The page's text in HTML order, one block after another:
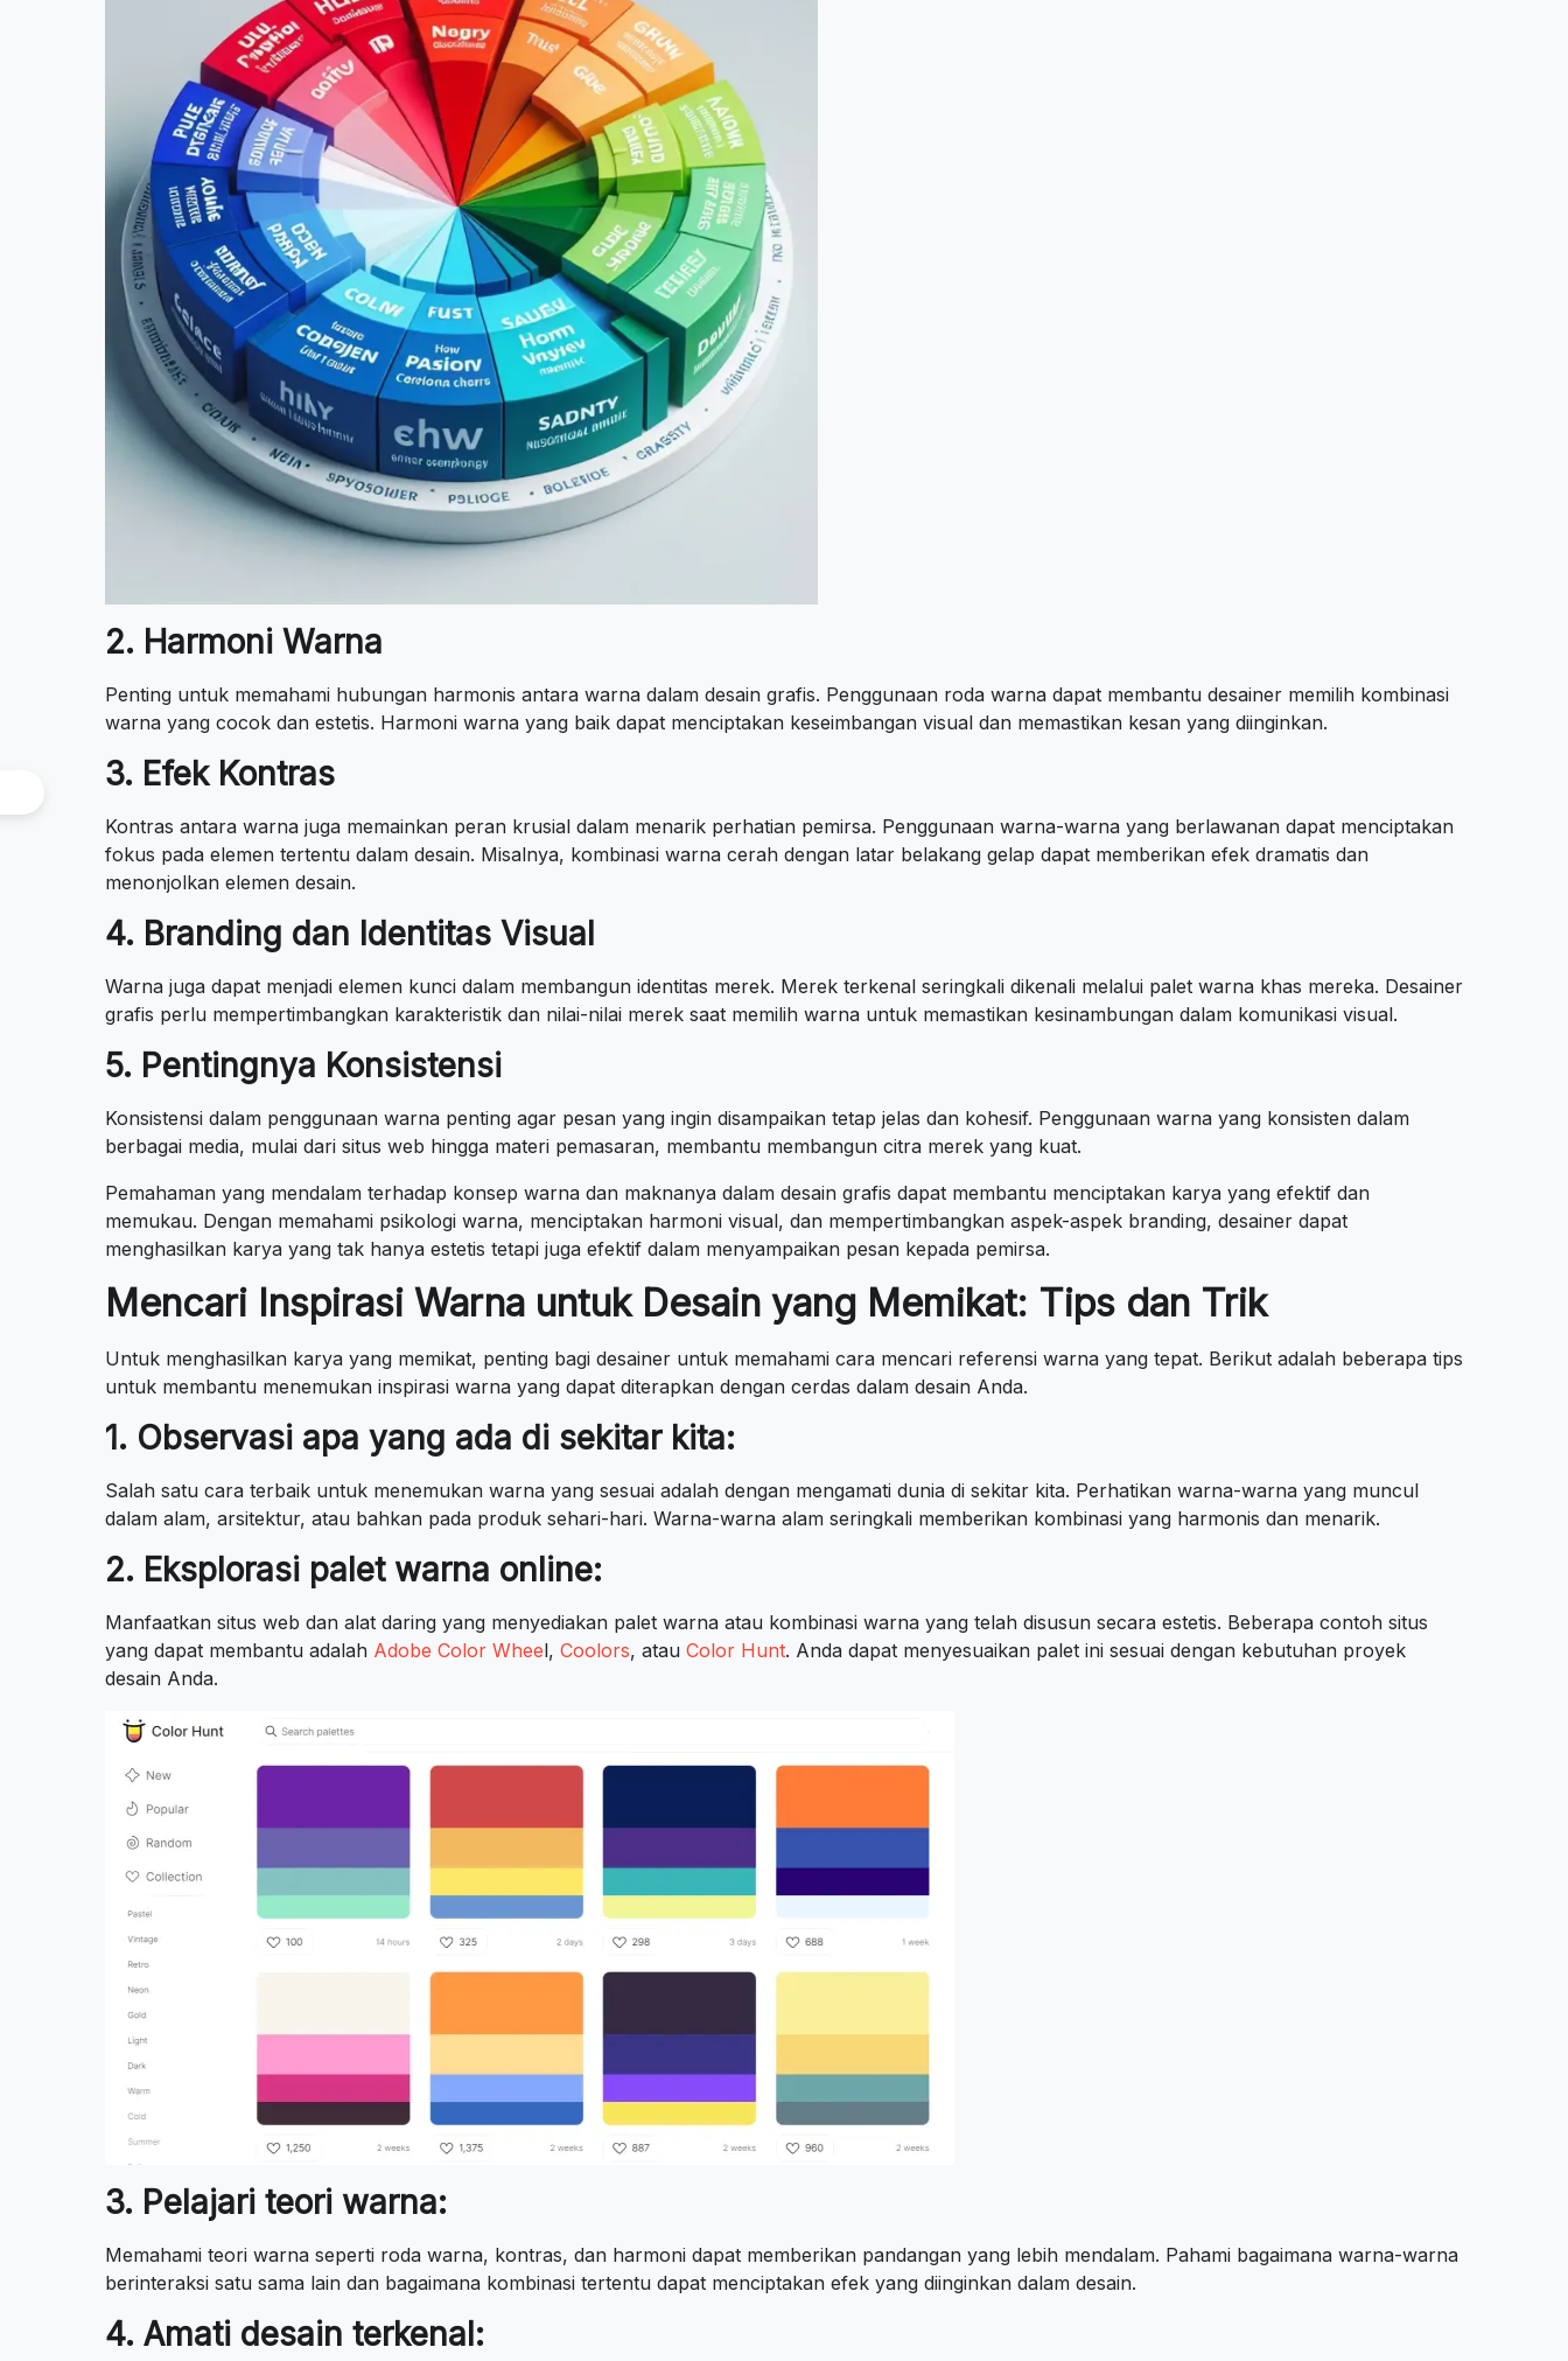
2. Harmoni Warna
Penting untuk memahami hubungan harmonis antara warna dalam desain grafis. Penggunaan roda warna dapat membantu desainer memilih kombinasi
warna yang cocok dan estetis. Harmoni warna yang baik dapat menciptakan keseimbangan visual dan memastikan kesan yang diinginkan.
3. Efek Kontras
Kontras antara warna juga memainkan peran krusial dalam menarik perhatian pemirsa. Penggunaan warna-warna yang berlawanan dapat menciptakan
fokus pada elemen tertentu dalam desain. Misalnya, kombinasi warna cerah dengan latar belakang gelap dapat memberikan efek dramatis dan
menonjolkan elemen desain.
4. Branding dan Identitas Visual
Warna juga dapat menjadi elemen kunci dalam membangun identitas merek. Merek terkenal seringkali dikenali melalui palet warna khas mereka. Desainer
grafis perlu mempertimbangkan karakteristik dan nilai-nilai merek saat memilih warna untuk memastikan kesinambungan dalam komunikasi visual.
5. Pentingnya Konsistensi
Konsistensi dalam penggunaan warna penting agar pesan yang ingin disampaikan tetap jelas dan kohesif. Penggunaan warna yang konsisten dalam
berbagai media, mulai dari situs web hingga materi pemasaran, membantu membangun citra merek yang kuat.
Pemahaman yang mendalam terhadap konsep warna dan maknanya dalam desain grafis dapat membantu menciptakan karya yang efektif dan
memukau. Dengan memahami psikologi warna, menciptakan harmoni visual, dan mempertimbangkan aspek-aspek branding, desainer dapat
menghasilkan karya yang tak hanya estetis tetapi juga efektif dalam menyampaikan pesan kepada pemirsa.
Mencari Inspirasi Warna untuk Desain yang Memikat: Tips dan Trik
Untuk menghasilkan karya yang memikat, penting bagi desainer untuk memahami cara mencari referensi warna yang tepat. Berikut adalah beberapa tips
untuk membantu menemukan inspirasi warna yang dapat diterapkan dengan cerdas dalam desain Anda.
1. Observasi apa yang ada di sekitar kita:
Salah satu cara terbaik untuk menemukan warna yang sesuai adalah dengan mengamati dunia di sekitar kita. Perhatikan warna-warna yang muncul
dalam alam, arsitektur, atau bahkan pada produk sehari-hari. Warna-warna alam seringkali memberikan kombinasi yang harmonis dan menarik.
2. Eksplorasi palet warna online:
Manfaatkan situs web dan alat daring yang menyediakan palet warna atau kombinasi warna yang telah disusun secara estetis. Beberapa contoh situs
yang dapat membantu adalah Adobe Color Wheel, Coolors, atau Color Hunt. Anda dapat menyesuaikan palet ini sesuai dengan kebutuhan proyek
desain Anda.
3. Pelajari teori warna:
Memahami teori warna seperti roda warna, kontras, dan harmoni dapat memberikan pandangan yang lebih mendalam. Pahami bagaimana warna-warna
berinteraksi satu sama lain dan bagaimana kombinasi tertentu dapat menciptakan efek yang diinginkan dalam desain.
4. Amati desain terkenal: